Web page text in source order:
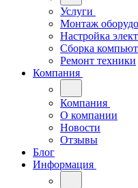
Услуги
Монтаж
Настройка
Сборка
Ремонт техники
Компания
Компания
О компании
Новости
Отзывы
Блог
Информация